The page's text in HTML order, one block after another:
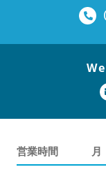
営業時間 月